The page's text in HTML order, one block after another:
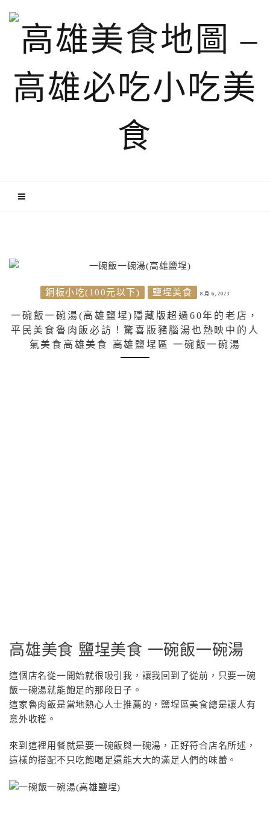
銅板小吃(100元以下) 鹽埕美食 8 月 6, 2023
一碗飯一碗湯(高雄鹽埕)隱藏版超過60年的老店，
平民美食魯肉飯必訪！驚喜版豬腦湯也熱映中的人
氣美食高雄美食 高雄鹽埕區 一碗飯一碗湯
高雄美食 鹽埕美食 一碗飯一碗湯
這個店名從一開始就很吸引我，讓我回到了從前，只要一碗
飯一碗湯就能飽足的那段日子。
這家魯肉飯是當地熱心人士推薦的，鹽埕區美食總是讓人有
意外收穫。
來到這裡用餐就是要一碗飯與一碗湯，正好符合店名所述，
這樣的搭配不只吃飽喝足還能大大的滿足人們的味蕾。